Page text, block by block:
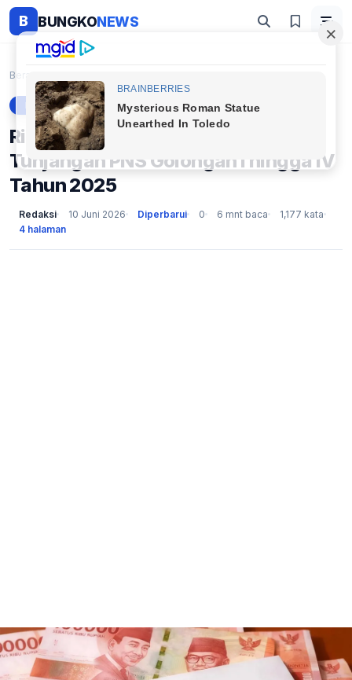
B BUNGKONEWS
Beranda
BERITA
Rincian Lengkap Gaji Pokok dan
Tunjangan PNS Golongan I hingga IV
Tahun 2025
Redaksi 10 Juni 2026 Diperbarui 0 6 mnt baca
1,177 kata
4 halaman